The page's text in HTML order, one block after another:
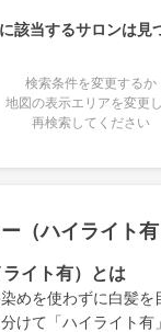
該当するサロンは見
検索条件を変更するか
地図の表示エリアを変更
再検索してください
（ハイライト
イト有）とは
めを使わずに白髪を
けて「ハイライト有